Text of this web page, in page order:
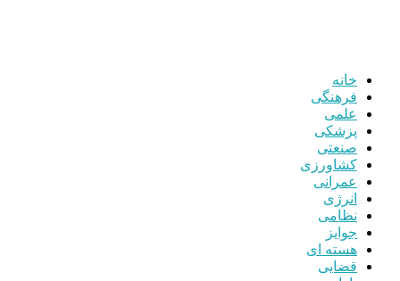
خانه
فرهنگی
علمی
پزشکی
صنعتی
کشاورزی
عمرانی
انرژی
نظامی
جوایز
هسته ای
قضایی